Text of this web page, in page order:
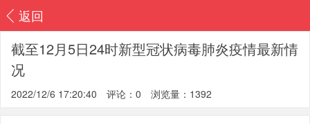
返回
截至12月5日24时新型冠状病毒肺炎疫情最新情
况
2022/12/6 17:20:40 评论：0 浏览量：1392